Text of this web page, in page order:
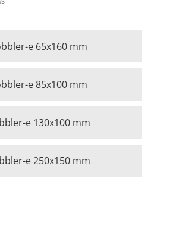
e 65x160 mm
e 85x100 mm
e 130x100 mm
e 250x150 mm